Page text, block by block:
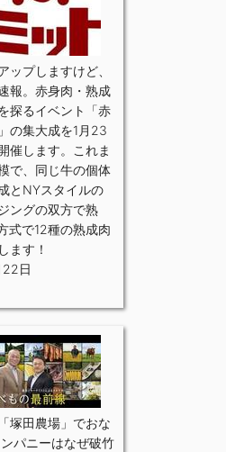
ップしますけど、
報。赤身肉・熟成
探るイベント「赤
の集大成を1月23
催します。これま
で、同じ牛の個体
とNYスタイルの
ングの双方で熟
式で12種の熟成肉
ます！
22日
塚田農場」でおな
パニーはなぜ破竹